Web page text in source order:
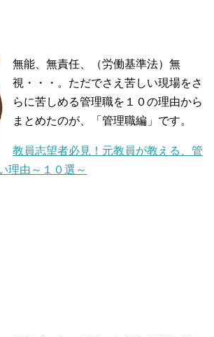
無能、無責任、（労働基準法）無
視・・・。ただでさえ苦しい現場をさ
らに苦しめる管理職を１０の理由から
まとめたのが、「管理職編」です。
教員志望者必見！元教員が教える、管
理由～１０選～